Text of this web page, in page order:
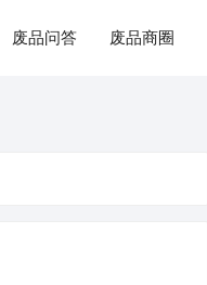
废品问答 废品商圈